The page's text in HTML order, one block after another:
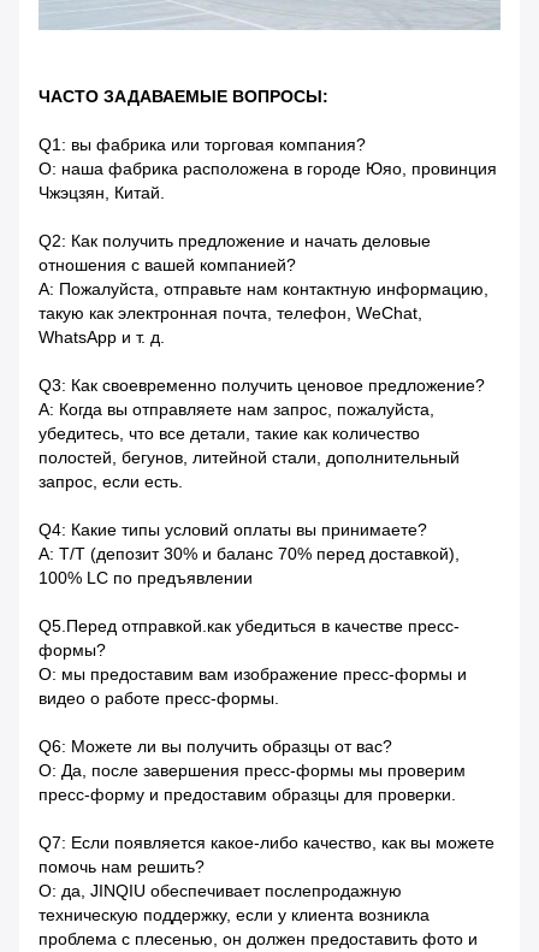
ЧАСТО ЗАДАВАЕМЫЕ ВОПРОСЫ:
Q1: вы фабрика или торговая компания?
О: наша фабрика расположена в городе Юяо, провинция
Чжэцзян, Китай.
Q2: Как получить предложение и начать деловые
отношения с вашей компанией?
A: Пожалуйста, отправьте нам контактную информацию,
такую ​​как электронная почта, телефон, WeChat,
WhatsApp и т. д.
Q3: Как своевременно получить ценовое предложение?
A: Когда вы отправляете нам запрос, пожалуйста,
убедитесь, что все детали, такие как количество
полостей, бегунов, литейной стали, дополнительный
запрос, если есть.
Q4: Какие типы условий оплаты вы принимаете?
A: T/T (депозит 30% и баланс 70% перед доставкой),
100% LC по предъявлении
Q5.Перед отправкой.как убедиться в качестве пресс-
формы?
О: мы предоставим вам изображение пресс-формы и
видео о работе пресс-формы.
Q6: Можете ли вы получить образцы от вас?
О: Да, после завершения пресс-формы мы проверим
пресс-форму и предоставим образцы для проверки.
Q7: Если появляется какое-либо качество, как вы можете
помочь нам решить?
О: да, JINQIU обеспечивает послепродажную
техническую поддержку, если у клиента возникла
проблема с плесенью, он должен предоставить фото и